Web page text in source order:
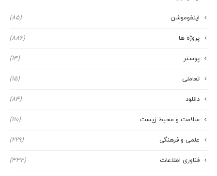
اینفوموشن (85)
پروژه ها (886)
پوستر (14)
تعاملی (15)
دانلود (84)
سلامت و محیط زیست (110)
علمی و فرهنگی (229)
فناوری اطلاعات (332)